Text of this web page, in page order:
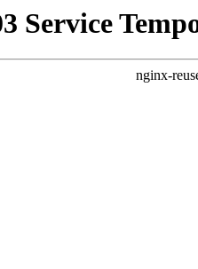
Service
nginx-